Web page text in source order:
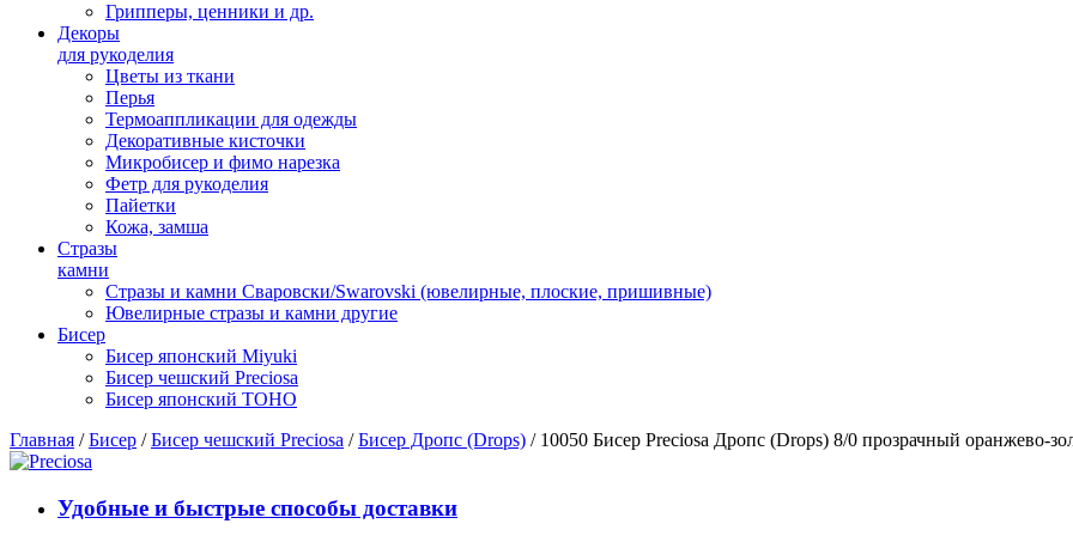
Грипперы, ценники и др.
Декоры
для рукоделия
Цветы из ткани
Перья
Термоаппликации для одежды
Декоративные кисточки
Микробисер и фимо нарезка
Фетр для рукоделия
Пайетки
Кожа, замша
Стразы
камни
Стразы и камни Сваровски/Swarovski (ювелирные, плоские, пришивные)
Ювелирные стразы и камни другие
Бисер
Бисер японский Miyuki
Бисер чешский Preciosa
Бисер японский TOHO
Главная /Бисер /Бисер чешский Preciosa /Бисер Дропс (Drops) / 10050 Бисер Preciosa Дропс (Drops) 8/0 прозрачный оранжево-
Удобные и быстрые способы доставки